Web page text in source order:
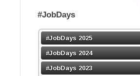
#JobDays
#JobDays 2025
#JobDays 2024
#JobDays 2023